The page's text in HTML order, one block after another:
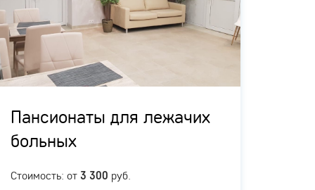
Пансионаты для лежачих
больных
Стоимость: от 3 300 руб.